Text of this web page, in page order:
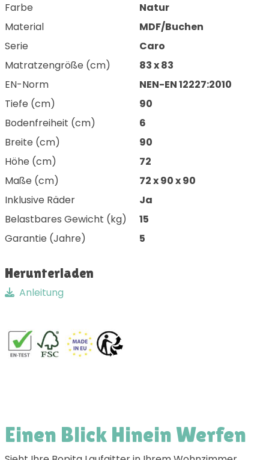
Farbe
Natur
Material
MDF/Buchen
Serie
Caro
Matratzengröße (cm)
83 x 83
EN-Norm
NEN-EN 12227:2010
Tiefe (cm)
90
Bodenfreiheit (cm)
6
Breite (cm)
90
Höhe (cm)
72
Maße (cm)
72 x 90 x 90
Inklusive Räder
Ja
Belastbares Gewicht (kg)
15
Garantie (Jahre)
5
Herunterladen
Anleitung
Einen Blick Hinein Werfen